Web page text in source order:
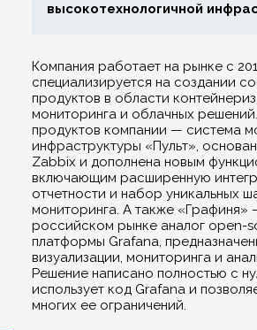
высокотехнологичной
Компания работает на рынке с
специализируется на создании
продуктов в области
мониторинга и облачных
продуктов компании — система
инфраструктуры «Пульт»,
Zabbix и дополнена новым
включающим расширенную
отчетности и набор уникальных
мониторинга. А также «Графиня»
российском рынке аналог open-
платформы Grafana,
визуализации, мониторинга и
Решение написано полностью с
использует код Grafana и
многих ее ограничений.